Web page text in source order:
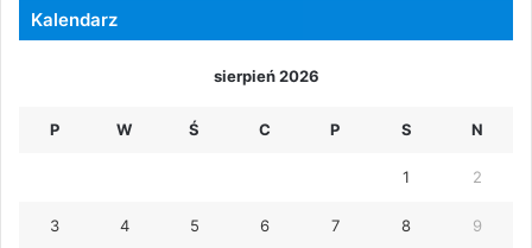
Kalendarz
sierpień 2026
P W Ś C P S N
1 2
3 4 5 6 7 8 9